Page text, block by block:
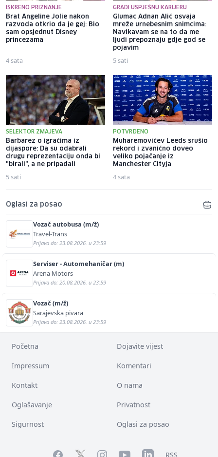
ISKRENO PRIZNANJE
Brat Angeline Jolie nakon
razvoda otkrio da je gej: Bio
sam opsjednut Disney
princezama
4 sata
GRADI USPJEŠNU KARIJERU
Glumac Adnan Alić osvaja
mreže urnebesnim snimcima:
Navikavam se na to da me
ljudi prepoznaju gdje god se
pojavim
5 sati
SELEKTOR ZMAJEVA
Barbarez o igračima iz
dijaspore: Da su odabrali
drugu reprezentaciju onda bi
"birali", a ne pripadali
5 sati
POTVRĐENO
Muharemovićev Leeds srušio
rekord i zvanično doveo
veliko pojačanje iz
Manchester Cityja
4 sata
Oglasi za posao
Vozač autobusa (m/ž)
Travel-Trans
Prijava do: 23.08.2026. u 23:59
Serviser - Automehaničar (m)
Arena Motors
Prijava do: 20.08.2026. u 23:59
Vozač (m/ž)
Sarajevska pivara
Prijava do: 23.08.2026. u 23:59
Početna Dojavite vijest
Impressum Komentari
Kontakt O nama
Oglašavanje Privatnost
Sigurnost Oglasi za posao
FacebookTwitterInstagramYouTubeLinkedInRSS